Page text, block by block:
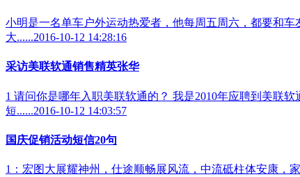
小明是一名单车户外运动热爱者，他每周五周六，都要和
大......2016-10-12 14:28:16
采访美联软通销售精英张华
1 请问你是哪年入职美联软通的？ 我是2010年应聘到美联
短......2016-10-12 14:03:57
国庆促销活动短信20句
1：宏图大展耀神州，仕途顺畅展风流，中流砥柱体安康，